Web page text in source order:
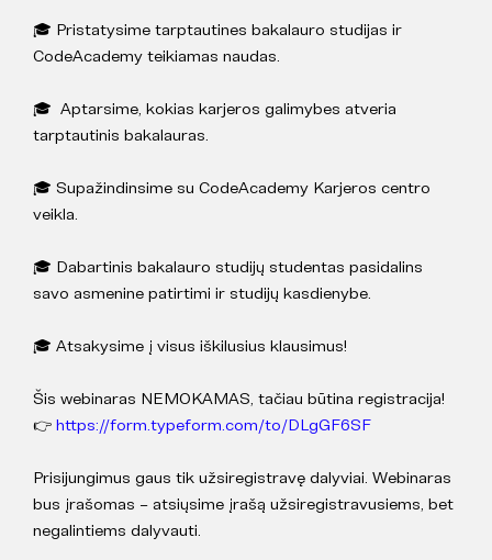
🎓 Pristatysime tarptautines bakalauro studijas ir
CodeAcademy teikiamas naudas.
🎓 Aptarsime, kokias karjeros galimybes atveria
tarptautinis bakalauras.
🎓 Supažindinsime su CodeAcademy Karjeros centro
veikla.
🎓 Dabartinis bakalauro studijų studentas pasidalins
savo asmenine patirtimi ir studijų kasdienybe.
🎓 Atsakysime į visus iškilusius klausimus!
Šis webinaras NEMOKAMAS, tačiau būtina registracija!
👉 https://form.typeform.com/to/DLgGF6SF
Prisijungimus gaus tik užsiregistravę dalyviai. Webinaras
bus įrašomas – atsiųsime įrašą užsiregistravusiems, bet
negalintiems dalyvauti.